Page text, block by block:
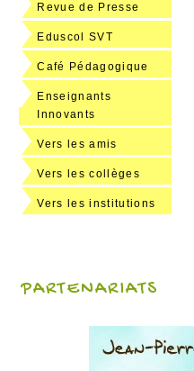
Revue de Presse
Eduscol SVT
Café Pédagogique
Enseignants
Innovants
Vers les amis
Vers les collèges
Vers les institutions
PARTENARIATS